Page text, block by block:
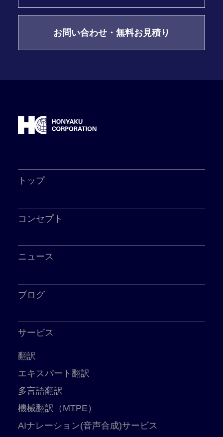
お問い合わせ・無料お見積り
トップ
コンセプト
ニュース
ブログ
サービス
翻訳
エキスパート翻訳
多言語翻訳
機械翻訳（MTPE）
AIナレーション(音声合成)サービス